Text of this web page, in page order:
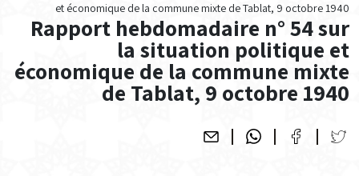
et économique de la commune mixte de Tablat, 9 octobre 1940
Rapport hebdomadaire n° 54 sur
la situation politique et
économique de la commune mixte
de Tablat, 9 octobre 1940